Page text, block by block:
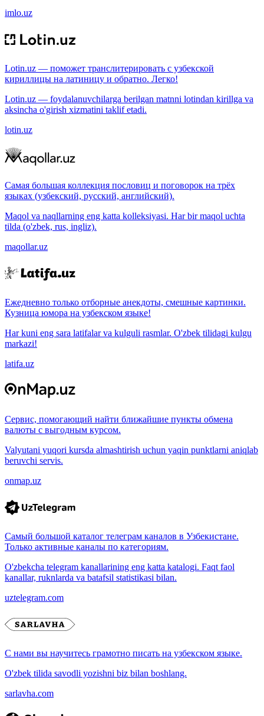
imlo.uz
Lotin.uz — поможет транслитерировать с узбекской
кириллицы на латиницу и обратно. Легко!
Lotin.uz — foydalanuvchilarga berilgan matnni lotindan kirillga va
aksincha o'girish xizmatini taklif etadi.
lotin.uz
Самая большая коллекция пословиц и поговорок на трёх
языках (узбекский, русский, английский).
Maqol va naqllarning eng katta kolleksiyasi. Har bir maqol uchta
tilda (o'zbek, rus, ingliz).
maqollar.uz
Ежедневно только отборные анекдоты, смешные картинки.
Кузница юмора на узбекском языке!
Har kuni eng sara latifalar va kulguli rasmlar. O'zbek tilidagi kulgu
markazi!
latifa.uz
Сервис, помогающий найти ближайшие пункты обмена
валюты с выгодным курсом.
Valyutani yuqori kursda almashtirish uchun yaqin punktlarni aniqlab
beruvchi servis.
onmap.uz
Самый большой каталог телеграм каналов в Узбекистане.
Только активные каналы по категориям.
O'zbekcha telegram kanallarining eng katta katalogi. Faqt faol
kanallar, ruknlarda va batafsil statistikasi bilan.
uztelegram.com
С нами вы научитесь грамотно писать на узбекском языке.
O'zbek tilida savodli yozishni biz bilan boshlang.
sarlavha.com